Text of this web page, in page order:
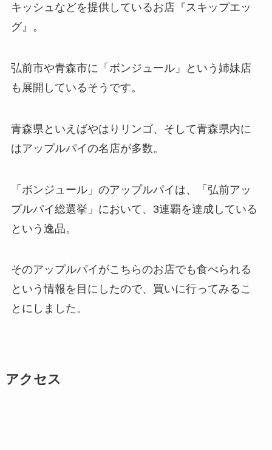
キッシュなどを提供しているお店『スキップエッ
グ』。
弘前市や青森市に「ボンジュール」という姉妹店
も展開しているそうです。
青森県といえばやはりリンゴ、そして青森県内に
はアップルパイの名店が多数。
「ボンジュール」のアップルパイは、「弘前アッ
プルパイ総選挙」において、3連覇を達成している
という逸品。
そのアップルパイがこちらのお店でも食べられる
という情報を目にしたので、買いに行ってみるこ
とにしました。
アクセス